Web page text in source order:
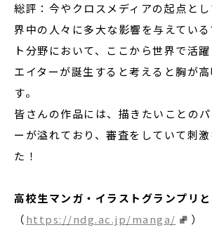
総評：今やクロスメディアの起点と
界中の人々に多大な影響を与えてい
ト分野において、ここから世界で活
エイターが誕生すると考えると胸が
す。
皆さんの作品には、描きたいことの
ーが溢れており、審査をしていて刺
た！
高校生マンガ・イラストグランプリ
（https://ndg.ac.jp/manga/ ）